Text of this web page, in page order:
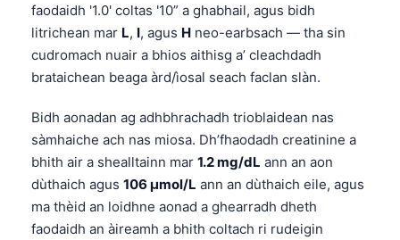
faodaidh '1.0' coltas '10” a ghabhail, agus bidh
litrichean mar L, I, agus H neo-earbsach — tha sin
cudromach nuair a bhios aithisg a’ cleachdadh
brataichean beaga àrd/ìosal seach faclan slàn.
Bidh aonadan ag adhbhrachadh trioblaidean nas
sàmhaiche ach nas miosa. Dh’fhaodadh creatinine a
bhith air a shealltainn mar 1.2 mg/dL ann an aon
dùthaich agus 106 µmol/L ann an dùthaich eile, agus
ma thèid an loidhne aonad a ghearradh dheth
faodaidh an àireamh a bhith coltach ri rudeigin